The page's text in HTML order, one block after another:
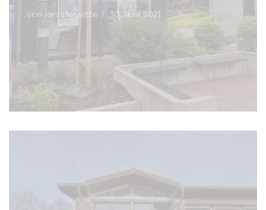
von jenniferwitte 30. Juni 2021